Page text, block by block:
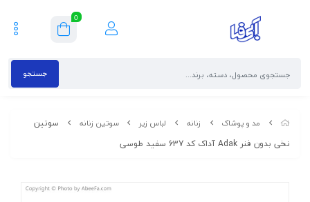
0
جستجو
مد و پوشاک زنانه لباس زیر سوتین زنانه
سوتین
نخی بدون فنر Adak آداک کد 637 سفید طوسی